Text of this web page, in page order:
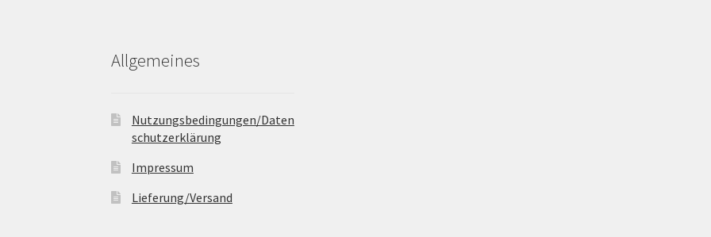
Allgemeines
Nutzungsbedingungen/Daten
schutzerklärung
Impressum
Lieferung/Versand